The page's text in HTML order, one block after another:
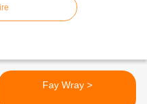
Fay Wray >